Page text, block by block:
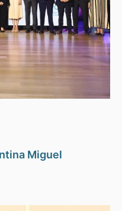
Miguel